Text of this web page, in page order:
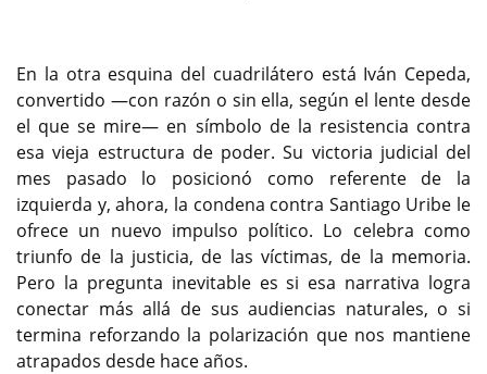
En la otra esquina del cuadrilátero está Iván Cepeda,
convertido —con razón o sin ella, según el lente desde
el que se mire— en símbolo de la resistencia contra
esa vieja estructura de poder. Su victoria judicial del
mes pasado lo posicionó como referente de la
izquierda y, ahora, la condena contra Santiago Uribe le
ofrece un nuevo impulso político. Lo celebra como
triunfo de la justicia, de las víctimas, de la memoria.
Pero la pregunta inevitable es si esa narrativa logra
conectar más allá de sus audiencias naturales, o si
termina reforzando la polarización que nos mantiene
atrapados desde hace años.